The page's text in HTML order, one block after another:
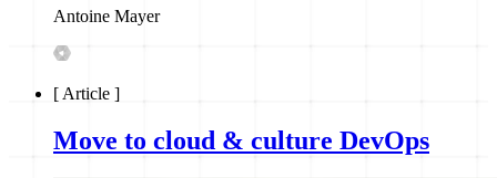
Antoine Mayer
[ Article ]
Move to cloud & culture DevOps